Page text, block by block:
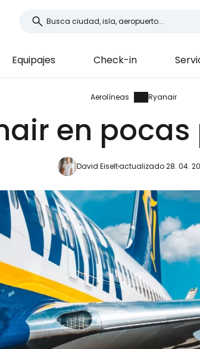
Equipajes Check-in
Aerolíneas Ryanair
en
David Eiseltactualizado 28. 04.